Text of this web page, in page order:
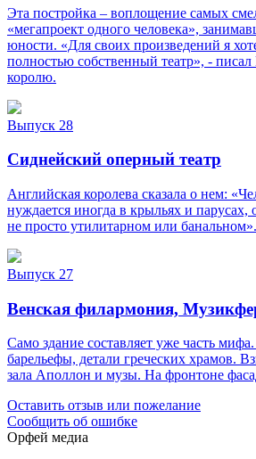
Эта постройка – воплощение самых
«мегапроект одного человека»,
юности. «Для своих произведений я
полностью собственный театр», -
королю.
Выпуск 28
Сиднейский оперный театр
Английская королева сказала о нем:
нуждается иногда в крыльях и парусах,
не просто утилитарном или
Выпуск 27
Венская филармония,
Само здание составляет уже часть
барельефы, детали греческих храмов.
зала Аполлон и музы. На фронтоне
Оставить отзыв или пожелание
Сообщить об ошибке
Орфей медиа